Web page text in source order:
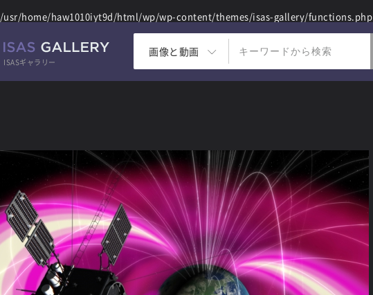
/usr/home/haw1010iyt9d/html/wp/wp-content/themes/isas-gallery/functions.php
ISASギャラリー
画像と動画